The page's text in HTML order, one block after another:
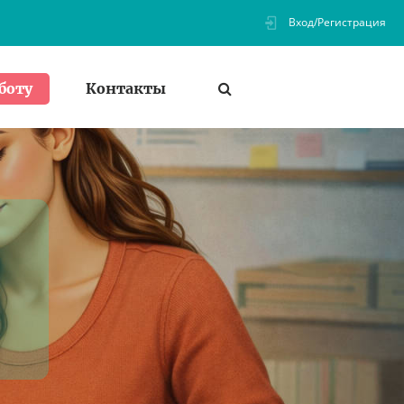
Вход/Регистрация
Контакты